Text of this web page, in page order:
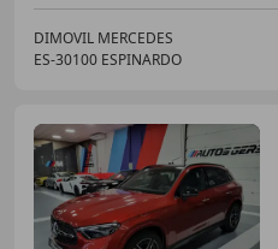
DIMOVIL MERCEDES
ES-30100 ESPINARDO